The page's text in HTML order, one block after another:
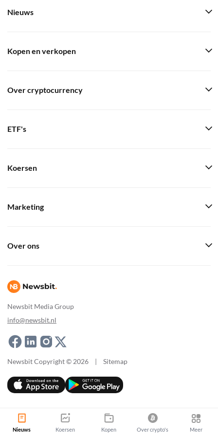
Newsbit Media Group
info@newsbit.nl
Nieuws
Kopen en verkopen
Over cryptocurrency
ETF's
Koersen
Marketing
Over ons
Newsbit Copyright © 2026 | Sitemap
Nieuws Koersen Kopen Over crypto's Meer